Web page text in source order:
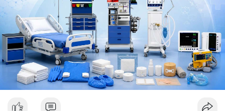
CoinTelegraph: Saylor nói Bitcoin không cần rõ ràng, Mỹ cần
rõ ràng; CEX futures volume giảm xuống $4 tỷ trong tháng 7,
thấp nhất từ tháng 12/2023; Prophet Market ra mắt thị trường
dự đoán human vs AI; Trump nói crypto làเรื่อง lớn, người dùng
Bitcoin giảm áp lực cho đồng đô la; Thượng viện Mỹ đẩy lại bỏ
Clarity Act đến tháng 9. Telegram Binance: hỗ trợ trả os cổ tức
AAPL, IBM qua bStocks; MMT Trading Tournament lên tới 2
triệu voucher; Power Protocol Trading Competition; mở rộng
campagna airdrop USD1 đến 07/08/2026; hoàn thành tích hợp
MMT trên BNB Smart Chain. Tin tức gần đây: sau tang lễ